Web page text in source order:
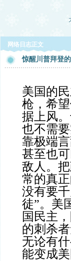
网络日志正文
惊醒川普拜登
美国的
枪，希
据上风
也不需
靠极端
甚至也
敌人。
常的真
没有要
徒”。美
国民主
的刺杀
无论有
能变成美